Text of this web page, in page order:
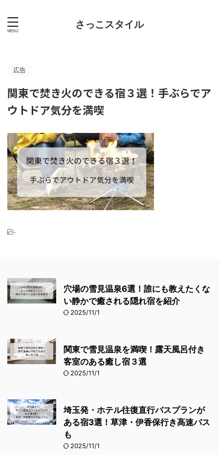
さっこスタイル
広告
関東で焚き火のできる宿３選！手ぶらでア
ウトドア気分を満喫
-
穴場の雪見温泉6選！誰にも教えたくな
い静かで癒される隠れ宿を紹介
2025/11/1
関東で雪見温泉を満喫！露天風呂付き
客室のある癒し宿３選
2025/11/1
埼玉発・ホテル往復直行バスプランが
ある宿3選！草津・伊香保行き高速バス
も
2025/11/1